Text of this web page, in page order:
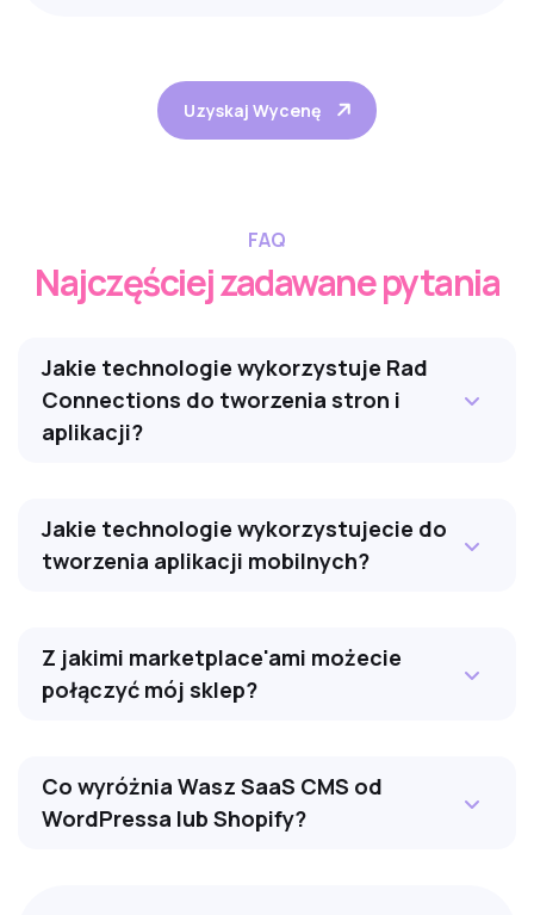
Uzyskaj Wycenę
FAQ
Najczęściej zadawane pytania
Jakie technologie wykorzystuje Rad
Connections do tworzenia stron i
aplikacji?
Jakie technologie wykorzystujecie do
tworzenia aplikacji mobilnych?
Z jakimi marketplace'ami możecie
połączyć mój sklep?
Co wyróżnia Wasz SaaS CMS od
WordPressa lub Shopify?